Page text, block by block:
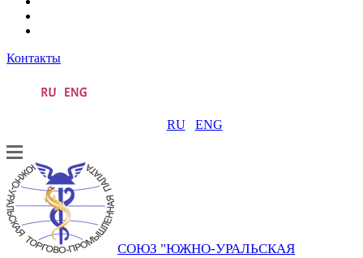
Контакты
RU ENG
СОЮЗ "ЮЖНО-УРАЛЬСКАЯ